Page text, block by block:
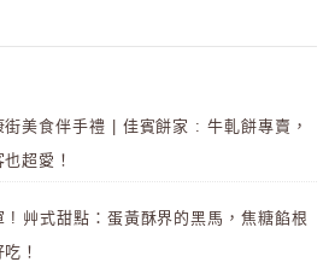
街美食伴手禮 | 佳賓餅家 : 牛軋餅專賣，
超愛！
! 艸式甜點：蛋黃酥界的黑馬，焦糖餡根
！